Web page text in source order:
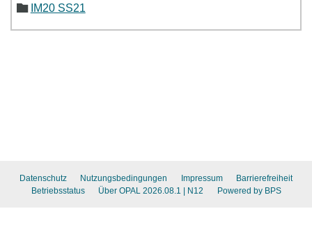
IM20 SS21
Datenschutz Nutzungsbedingungen Impressum
Barrierefreiheit
Betriebsstatus
Über OPAL 2026.08.1 | N12 Powered by BPS